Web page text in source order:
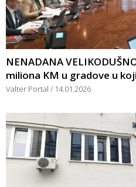
NENADANA
miliona KM u gradove u
Valter Portal 14.01.2026